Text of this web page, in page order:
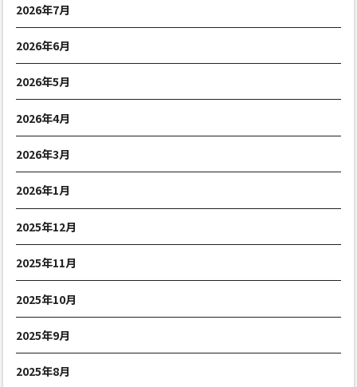
2026年7月
2026年6月
2026年5月
2026年4月
2026年3月
2026年1月
2025年12月
2025年11月
2025年10月
2025年9月
2025年8月